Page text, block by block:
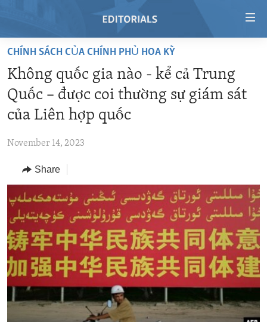
Skip
main
content
Skip
main
to
Search
HOME
VIDEO
RADIO
AMERICAS
ASIA
EUROPE
MIDDLE EAST
TOPICS
HUMAN RIGHTS
SECURITY AND DEFENSE
AID AND DEVELOPMENT
DEMOCRACY AND GOVERNANCE
ECONOMY AND TRADE
ENVIRONMENT AND HEALTH
IDEALS AND INSTITUTIONS
ARCHIVE
ABOUT US
FOLLOW US
CHÍNH SÁCH CỦA CHÍNH PHỦ HOA KỲ
Không quốc gia nào - kể cả Trung
Quốc – được coi thường sự giám sát
của Liên hợp quốc
November 14, 2023
Share